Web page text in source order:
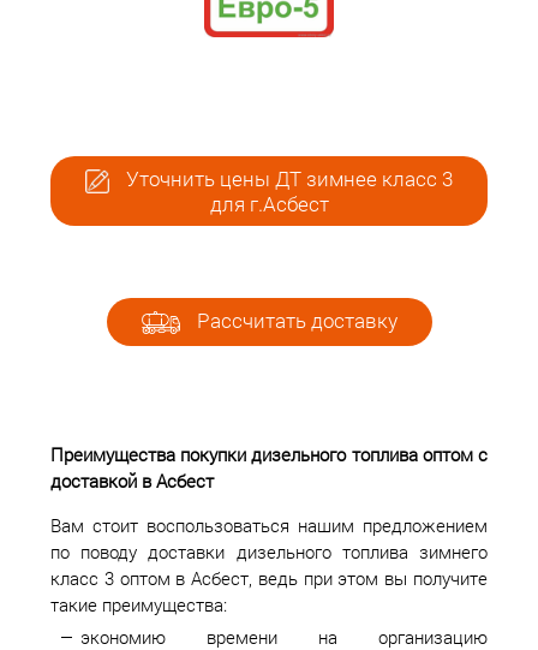
Уточнить цены ДТ зимнее класс 3
для г.Асбест
Рассчитать доставку
Преимущества покупки дизельного топлива оптом с
доставкой в Асбест
Вам стоит воспользоваться нашим предложением
по поводу доставки дизельного топлива зимнего
класс 3 оптом в Асбест, ведь при этом вы получите
такие преимущества:
экономию времени на организацию